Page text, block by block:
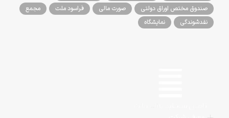
صندوق مختص اوراق دولتی
صورت مالی فراسود ملت
مجمع
نقدشوندگی
نمایشگاه